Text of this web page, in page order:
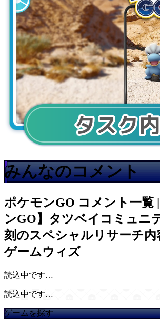
みんなのコメント
ポケモンGO コメント一覧
ンGO】タツベイコミュニ
刻のスペシャルリサーチ内
ゲームウィズ
読込中です…
読込中です…
ゲームを探す